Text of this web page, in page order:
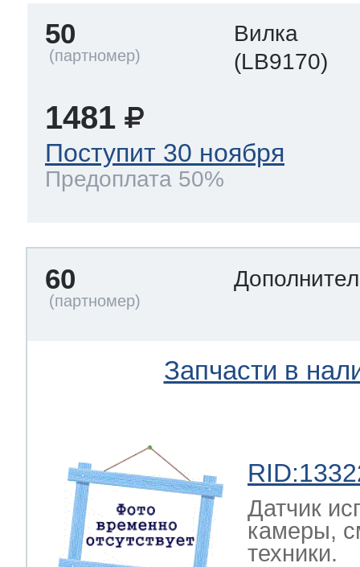
50
Вилка
(LB9170)
1481
Поступит 30 ноября
Предоплата 50%
60
Запчасти в
Датчик
камеры,
техники.